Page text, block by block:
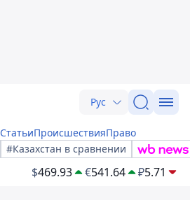
Рус
СтатьиПроисшествияПраво
#Казахстан в сравнении
$469.93 €541.64 ₽5.71